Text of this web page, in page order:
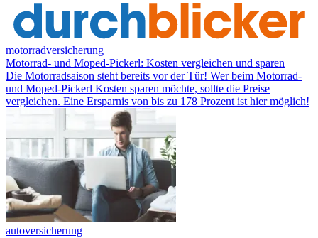
motorradversicherung
Motorrad- und Moped-Pickerl: Kosten vergleichen und sparen
Die Motorradsaison steht bereits vor der Tür! Wer beim Motorrad-
und Moped-Pickerl Kosten sparen möchte, sollte die Preise
vergleichen. Eine Ersparnis von bis zu 178 Prozent ist hier möglich!
autoversicherung